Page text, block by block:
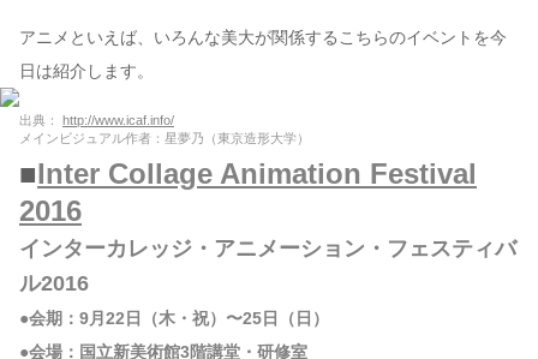
アニメといえば、いろんな美大が関係するこちらのイベントを今
日は紹介します。
出典：
http://www.icaf.info/
メインビジュアル作者：星夢乃（東京造形大学）
■Inter Collage Animation Festival
2016
インターカレッジ・アニメーション・フェスティバ
ル2016
●会期：9月22日（木・祝）〜25日（日）
●会場：国立新美術館3階講堂・研修室